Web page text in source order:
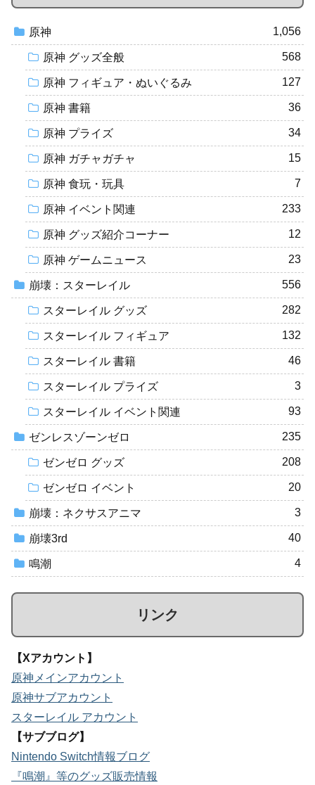
原神 1,056
原神 グッズ全般 568
原神 フィギュア・ぬいぐるみ 127
原神 書籍 36
原神 プライズ 34
原神 ガチャガチャ 15
原神 食玩・玩具 7
原神 イベント関連 233
原神 グッズ紹介コーナー 12
原神 ゲームニュース 23
崩壊：スターレイル 556
スターレイル グッズ 282
スターレイル フィギュア 132
スターレイル 書籍 46
スターレイル プライズ 3
スターレイル イベント関連 93
ゼンレスゾーンゼロ 235
ゼンゼロ グッズ 208
ゼンゼロ イベント 20
崩壊：ネクサスアニマ 3
崩壊3rd 40
鳴潮 4
リンク
【Xアカウント】
原神メインアカウント
原神サブアカウント
スターレイル アカウント
【サブブログ】
Nintendo Switch情報ブログ
『鳴潮』等のグッズ販売情報